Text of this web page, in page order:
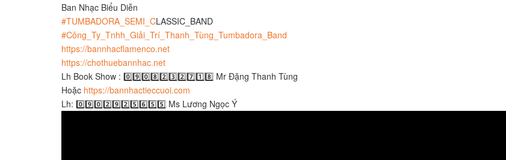
Ban Nhạc Biểu Diễn
#TUMBADORA_SEMI_CLASSIC_BAND​​​​
#Công_Ty_Tnhh_Giải_Trí_Thanh_Tùng_Tumbadora_Band
https://bannhacflamenco.net
https://chothuebannhac.net
Lh Book Show : 0️⃣9️⃣0️⃣8️⃣2️⃣3️⃣2️⃣7️⃣1️⃣8️⃣ Mr Đặng Thanh Tùng
Hoặc https://bannhactieccuoi.com​​​
Lh: 0️⃣9️⃣0️⃣2️⃣9️⃣2️⃣5️⃣6️⃣5️⃣5️⃣ Ms Lương Ngọc Ý